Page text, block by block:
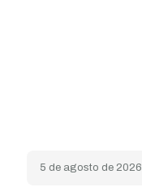
5 de agosto de 2026